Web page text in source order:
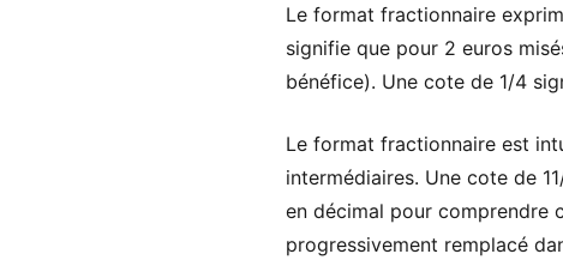
Le format fractionnaire
signifie que pour 2 euros
bénéfice). Une cote de 1/4
Le format fractionnaire est
intermédiaires. Une cote de
en décimal pour comprendre
progressivement remplacé